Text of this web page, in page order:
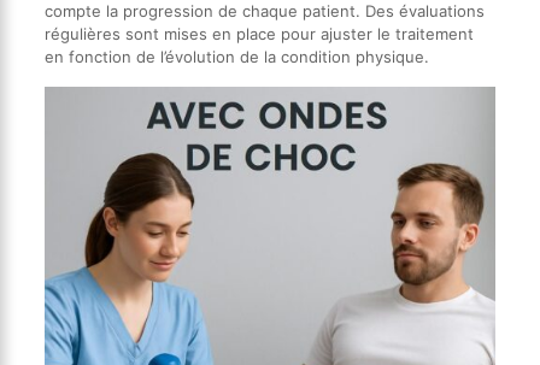
compte la progression de chaque patient. Des évaluations
régulières sont mises en place pour ajuster le traitement
en fonction de l’évolution de la condition physique.